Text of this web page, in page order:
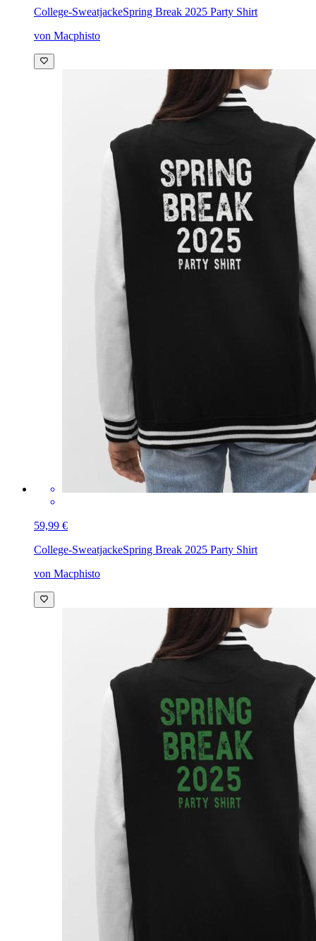
College-SweatjackeSpring Break 2025 Party Shirt
von Macphisto
59,99 €
College-SweatjackeSpring Break 2025 Party Shirt
von Macphisto